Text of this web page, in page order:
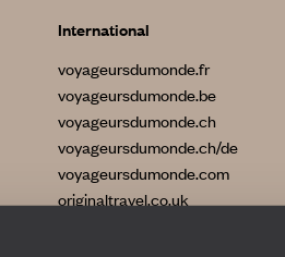
International
voyageursdumonde.fr
voyageursdumonde.be
voyageursdumonde.ch
voyageursdumonde.ch/de
voyageursdumonde.com
originaltravel.co.uk